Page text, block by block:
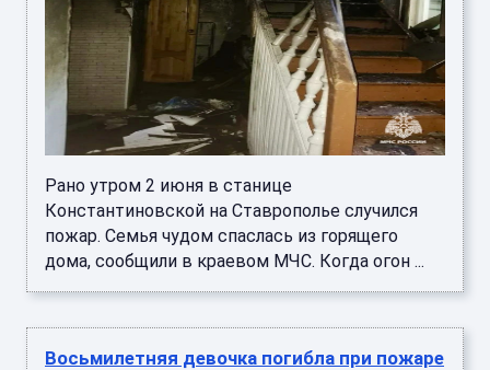
Рано утром 2 июня в станице
Константиновской на Ставрополье случился
пожар. Семья чудом спаслась из горящего
дома, сообщили в краевом МЧС. Когда огон ...
Восьмилетняя девочка погибла при пожаре